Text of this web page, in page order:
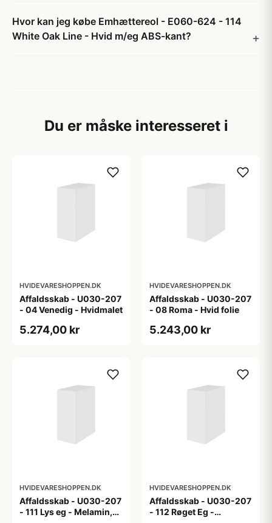
Hvor kan jeg købe Emhættereol - E060-624 - 114
White Oak Line - Hvid m/eg ABS-kant?
Du er måske interesseret i
HVIDEVARESHOPPEN.DK
Affaldsskab - U030-207
- 04 Venedig - Hvidmalet
5.274,00 kr
HVIDEVARESHOPPEN.DK
Affaldsskab - U030-207
- 08 Roma - Hvid folie
5.243,00 kr
HVIDEVARESHOPPEN.DK
Affaldsskab - U030-207
- 111 Lys eg - Melamin,
HVIDEVARESHOPPEN.DK
Affaldsskab - U030-207
- 112 Røget Eg -